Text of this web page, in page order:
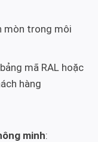
mòn trong môi
mã RAL hoặc
hàng
minh: